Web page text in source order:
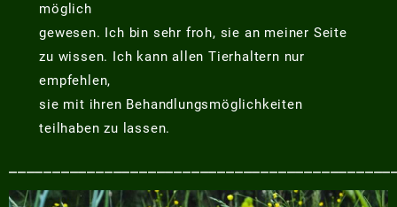
möglich
gewesen. Ich bin sehr froh, sie an meiner Seite
zu wissen. Ich kann allen Tierhaltern nur
empfehlen,
sie mit ihren Behandlungsmöglichkeiten
teilhaben zu lassen.